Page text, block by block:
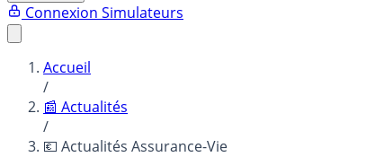
Connexion Simulateurs
Accueil
/
📰 Actualités
/
💶 Actualités Assurance-Vie